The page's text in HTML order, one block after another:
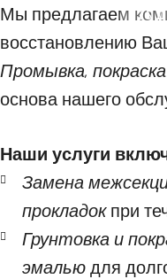
25
Мы предлагаем
восстановлению
Промывка,
основа нашего
Наши услуги
Замена
прокладокпри
Грунтовка и
эмалью для